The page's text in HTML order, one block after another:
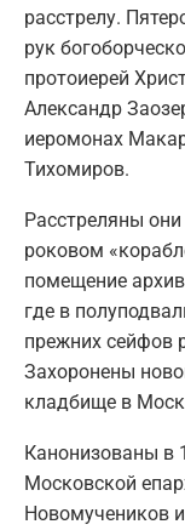
расстрелу.
рук
протоиерей
Александр
иеромонах
Тихомиров.
Расстреляны
роковом
помещение
где в
прежних сейфов
Захоронены
кладбище в
Канонизованы в
Московской
Новомучеников